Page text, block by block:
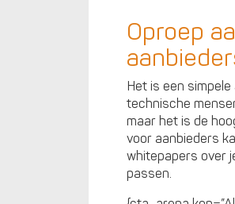
Oproep
Het is een
technische
maar het is de
voor aanbieders
whitepapers over
passen.